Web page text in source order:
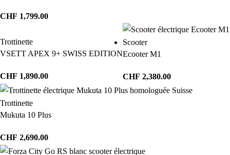
CHF 1,799.00
Trottinette
VSETT APEX 9+ SWISS EDITION
CHF 1,890.00
Scooter
Ecooter M1
CHF 2,380.00
Trottinette
Mukuta 10 Plus
CHF 2,690.00